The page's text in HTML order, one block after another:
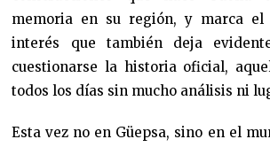
memoria en su región, y marca el
interés que también deja
cuestionarse la historia oficial,
todos los días sin mucho análisis ni
Esta vez no en Güepsa, sino en el